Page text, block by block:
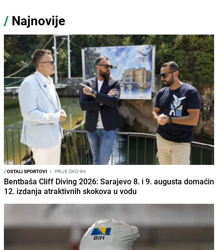
/ Najnovije
/OSTALI SPORTOVI I PRIJE OKO 9H
Bentbaša Cliff Diving 2026: Sarajevo 8. i 9. augusta domaćin
12. izdanja atraktivnih skokova u vodu